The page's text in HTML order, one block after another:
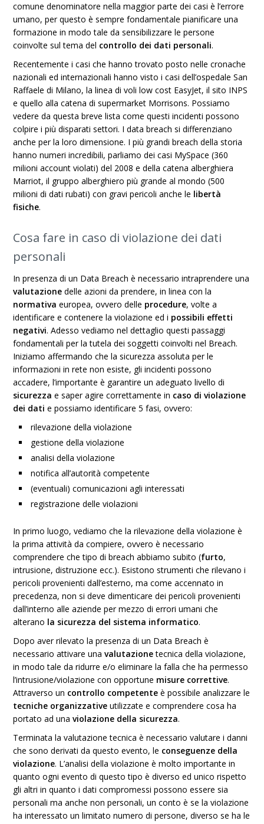
comune denominatore nella maggior parte dei casi è l’errore
umano, per questo è sempre fondamentale pianificare una
formazione in modo tale da sensibilizzare le persone
coinvolte sul tema del controllo dei dati personali.
Recentemente i casi che hanno trovato posto nelle cronache
nazionali ed internazionali hanno visto i casi dell’ospedale San
Raffaele di Milano, la linea di voli low cost EasyJet, il sito INPS
e quello alla catena di supermarket Morrisons. Possiamo
vedere da questa breve lista come questi incidenti possono
colpire i più disparati settori. I data breach si differenziano
anche per la loro dimensione. I più grandi breach della storia
hanno numeri incredibili, parliamo dei casi MySpace (360
milioni account violati) del 2008 e della catena alberghiera
Marriot, il gruppo alberghiero più grande al mondo (500
milioni di dati rubati) con gravi pericoli anche le libertà
fisiche.
Cosa fare in caso di violazione dei dati
personali
In presenza di un Data Breach è necessario intraprendere una
valutazione delle azioni da prendere, in linea con la
normativa europea, ovvero delle procedure, volte a
identificare e contenere la violazione ed i possibili effetti
negativi. Adesso vediamo nel dettaglio questi passaggi
fondamentali per la tutela dei soggetti coinvolti nel Breach.
Iniziamo affermando che la sicurezza assoluta per le
informazioni in rete non esiste, gli incidenti possono
accadere, l’importante è garantire un adeguato livello di
sicurezza e saper agire correttamente in caso di violazione
dei dati e possiamo identificare 5 fasi, ovvero:
rilevazione della violazione
gestione della violazione
analisi della violazione
notifica all’autorità competente
(eventuali) comunicazioni agli interessati
registrazione delle violazioni
In primo luogo, vediamo che la rilevazione della violazione è
la prima attività da compiere, ovvero è necessario
comprendere che tipo di breach abbiamo subito (furto,
intrusione, distruzione ecc.). Esistono strumenti che rilevano i
pericoli provenienti dall’esterno, ma come accennato in
precedenza, non si deve dimenticare dei pericoli provenienti
dall’interno alle aziende per mezzo di errori umani che
alterano la sicurezza del sistema informatico.
Dopo aver rilevato la presenza di un Data Breach è
necessario attivare unavalutazionetecnica della violazione,
in modo tale da ridurre e/o eliminare la falla che ha permesso
l’intrusione/violazione con opportune misure correttive.
Attraverso un controllo competente è possibile analizzare le
tecniche organizzative utilizzate e comprendere cosa ha
portato ad unaviolazione della sicurezza.
Terminata la valutazione tecnica è necessario valutare i danni
che sono derivati da questo evento, le conseguenze della
violazione. L’analisi della violazione è molto importante in
quanto ogni evento di questo tipo è diverso ed unico rispetto
gli altri in quanto i dati compromessi possono essere sia
personali ma anche non personali, un conto è se la violazione
ha interessato un limitato numero di persone, diverso se ha le